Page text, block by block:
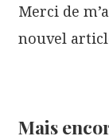
Merci de
nouvel
Mais